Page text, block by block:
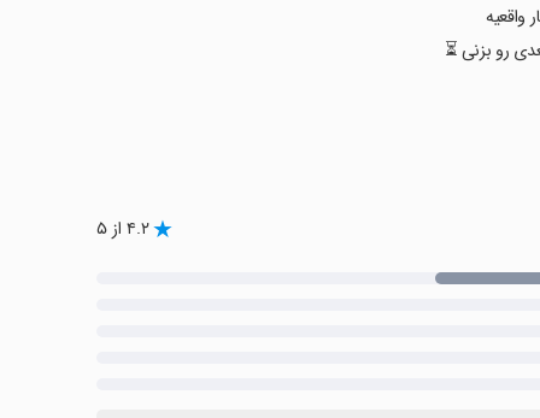
واقعیه
رو بزنی ⏳
۴.۲ از ۵